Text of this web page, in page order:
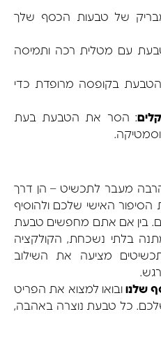
של טבעות הכסף שלך
עם מטלית רכה ותמיסה
בקופסה מרופדת כדי
: הסר את הטבעת בעת
מעבר לתכשיט – הן דרך
האישי שלכם ולהוסיף
בין אם אתם מחפשים טבעת
בלתי נשכחת, הקולקציה
מציעה את השילוב
שלנוובואו למצוא את הפריט
כל טבעת נוצרה באהבה,